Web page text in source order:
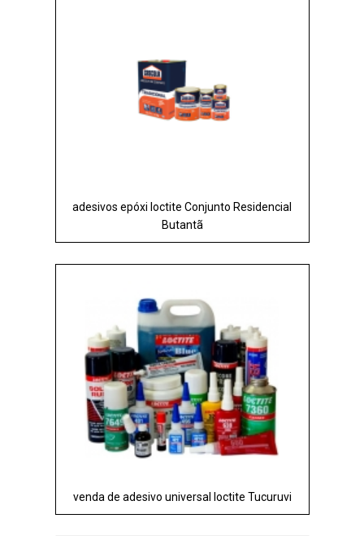
adesivos epóxi loctite Conjunto Residencial
Butantã
venda de adesivo universal loctite Tucuruvi